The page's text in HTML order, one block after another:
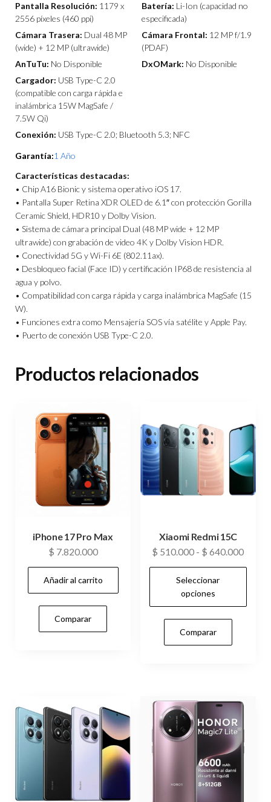
Pantalla Resolución: 1179 x
2556 píxeles (460 ppi)
Batería: Li-Ion (capacidad no
especificada)
Cámara Trasera: Dual 48 MP
(wide) + 12 MP (ultrawide)
Cámara Frontal: 12 MP f/1.9
(PDAF)
AnTuTu: No Disponible DxOMark: No Disponible
Cargador: USB Type-C 2.0
(compatible con carga rápida e
inalámbrica 15W MagSafe /
7.5W Qi)
Conexión: USB Type-C 2.0; Bluetooth 5.3; NFC
Garantía:1 Año
Características destacadas:
• Chip A16 Bionic y sistema operativo iOS 17.
• Pantalla Super Retina XDR OLED de 6.1″ con protección Gorilla
Ceramic Shield, HDR10 y Dolby Vision.
• Sistema de cámara principal Dual (48 MP wide + 12 MP
ultrawide) con grabación de video 4K y Dolby Vision HDR.
• Conectividad 5G y Wi-Fi 6E (802.11ax).
• Desbloqueo facial (Face ID) y certificación IP68 de resistencia al
agua y polvo.
• Compatibilidad con carga rápida y carga inalámbrica MagSafe (15
W).
• Funciones extra como Mensajería SOS vía satélite y Apple Pay.
• Puerto de conexión USB Type-C 2.0.
Productos relacionados
iPhone 17 Pro Max
$ 7.820.000
Añadir al carrito
Comparar
Xiaomi Redmi 15C
$ 510.000 - $ 640.000Rango
de
$
Seleccionar
opciones
Este
Las
opciones
Comparar